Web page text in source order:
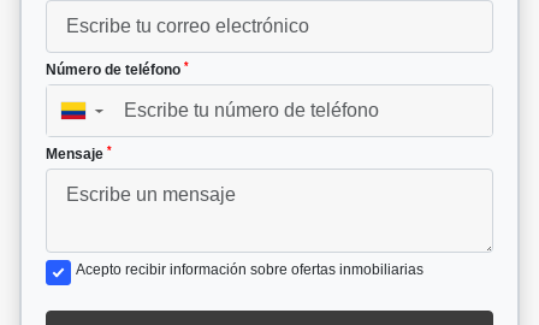
Número de teléfono *
▼
Mensaje *
Acepto recibir información sobre ofertas inmobiliarias